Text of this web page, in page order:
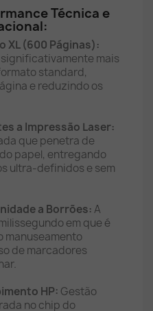
Técnica e
XL (600 Páginas):
significativamente mais
standard,
e reduzindo os
a Impressão Laser:
que penetra de
papel, entregando
ultra-definidos e sem
a Borrões:A
em que é
manuseamento
de marcadores
HP: Gestão
no chip do